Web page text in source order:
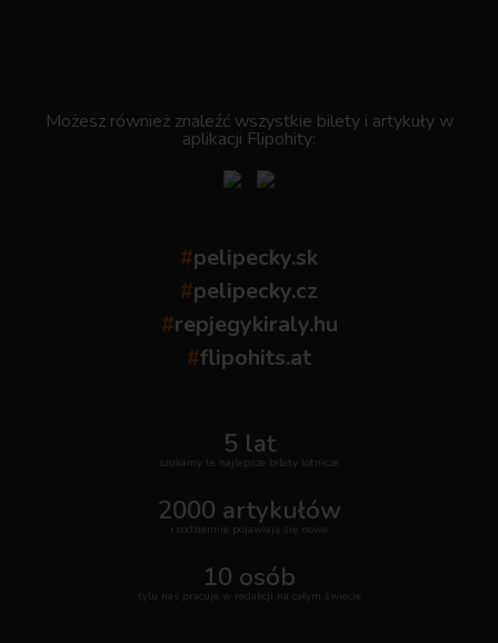
Możesz również znaleźć wszystkie bilety i artykuły w
aplikacji Flipohity:
#pelipecky.sk
#pelipecky.cz
#repjegykiraly.hu
#flipohits.at
5 lat
szukamy te najlepsze bilety lotnicze
2000 artykułów
i codziennie pojawiają się nowe
10 osób
tylu nas pracuje w redakcji na całym świecie